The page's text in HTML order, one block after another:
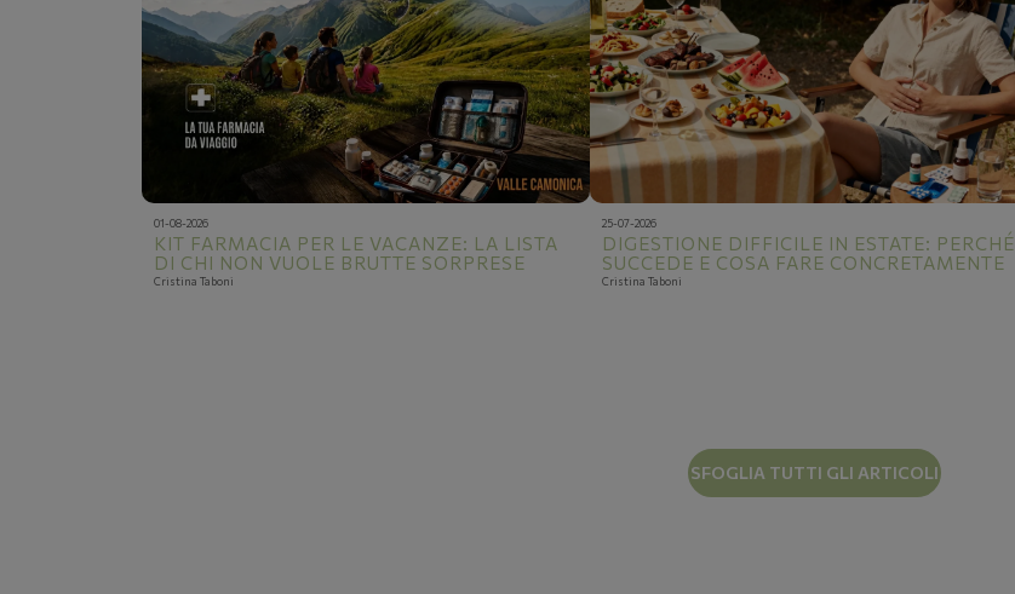
01-08-2026
KIT FARMACIA PER LE VACANZE: LA LISTA
DI CHI NON VUOLE BRUTTE SORPRESE
Cristina Taboni
25-07-2026
DIGESTIONE DIFFICILE IN ESTATE: PERCHÉ
SUCCEDE E COSA FARE CONCRETAMENTE
Cristina Taboni
SFOGLIA TUTTI GLI ARTICOLI